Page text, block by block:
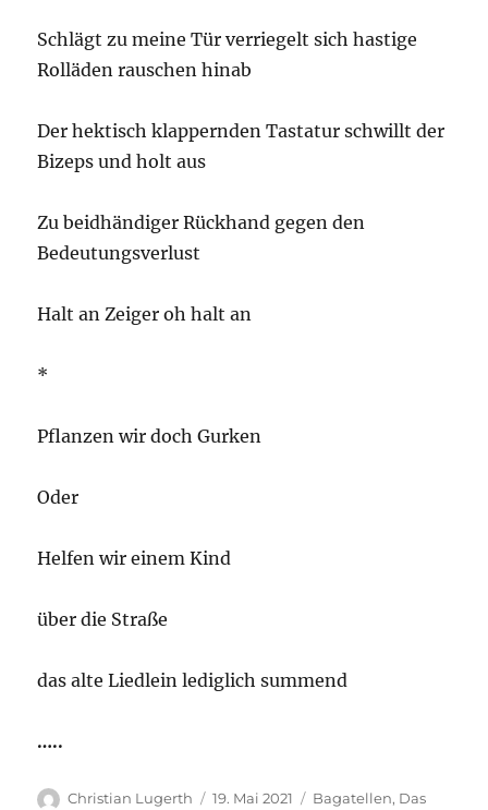
Schlägt zu meine Tür verriegelt sich hastige
Rolläden rauschen hinab
Der hektisch klappernden Tastatur schwillt der
Bizeps und holt aus
Zu beidhändiger Rückhand gegen den
Bedeutungsverlust
Halt an Zeiger oh halt an
*
Pflanzen wir doch Gurken
Oder
Helfen wir einem Kind
über die Straße
das alte Liedlein lediglich summend
…..
Autor
Christian Lugerth
Veröffentlicht
19. Mai 2021 Kategorien
Bagatellen, Das